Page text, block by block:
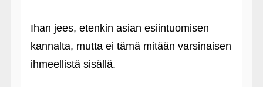
Ihan jees, etenkin asian esiintuomisen
kannalta, mutta ei tämä mitään varsinaisen
ihmeellistä sisällä.